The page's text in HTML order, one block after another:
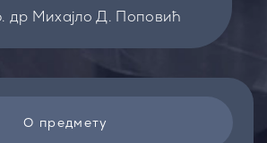
др Михајло Д. Поповић
О предмету